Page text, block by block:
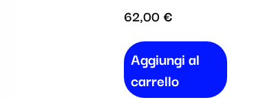
62,00€
Aggiungi al
carrello